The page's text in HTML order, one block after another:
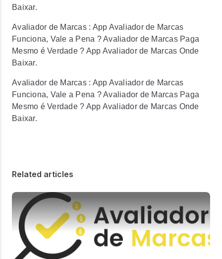
Baixar.
Avaliador de Marcas : App Avaliador de Marcas
Funciona, Vale a Pena ? Avaliador de Marcas Paga
Mesmo é Verdade ? App Avaliador de Marcas Onde
Baixar.
Avaliador de Marcas : App Avaliador de Marcas
Funciona, Vale a Pena ? Avaliador de Marcas Paga
Mesmo é Verdade ? App Avaliador de Marcas Onde
Baixar.
Related articles